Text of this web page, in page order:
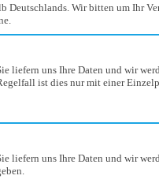
Wir bitten um Ihr
liefern uns Ihre Daten und wir
ist dies nur mit einer
liefern uns Ihre Daten und wir